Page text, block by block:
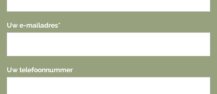
Uw e-mailadres*
Uw telefoonnummer